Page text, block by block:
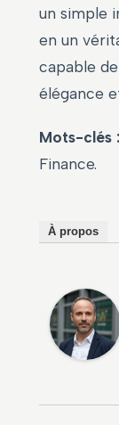
un simple
en un
capable
élégance
Mots-clés :
Finance.
À propos